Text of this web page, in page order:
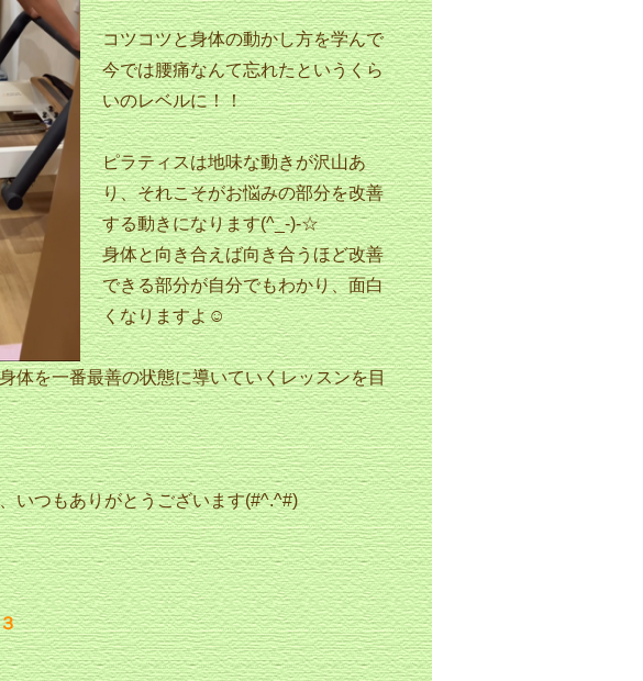
コツコツと身体の動かし方を学んで
今では腰痛なんて忘れたというくら
いのレベルに！！
ピラティスは地味な動きが沢山あ
り、それこそがお悩みの部分を改善
する動きになります(^_-)-☆
身体と向き合えば向き合うほど改善
できる部分が自分でもわかり、面白
くなりますよ☺
体を一番最善の状態に導いていくレッスンを目
いつもありがとうございます(#^.^#)